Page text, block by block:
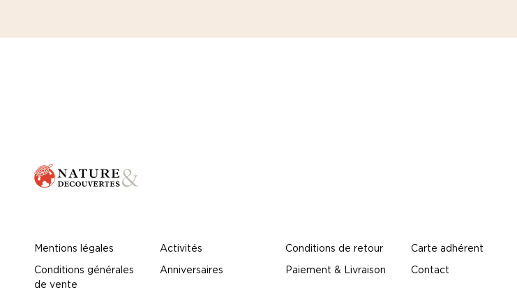
Mentions légales
Conditions générales
de vente
Activités
Anniversaires
Conditions de retour
Paiement & Livraison
Carte adhérent
Contact